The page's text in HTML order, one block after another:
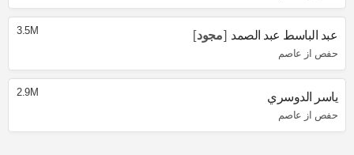
عبد الباسط عبد الصمد مجود
حفص از عاصم
3.5M
ياسر الدوسري
حفص از عاصم
2.9M